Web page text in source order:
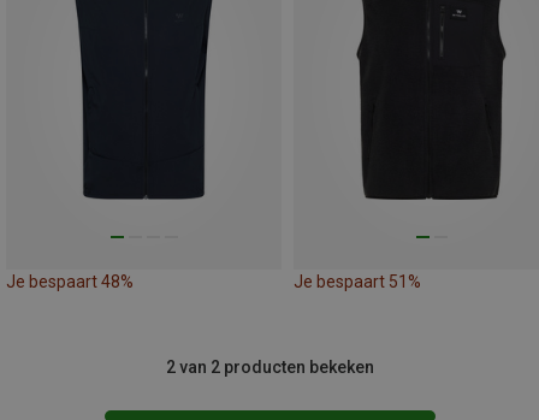
Je bespaart 48% Je bespaart 51%
2 van 2 producten bekeken